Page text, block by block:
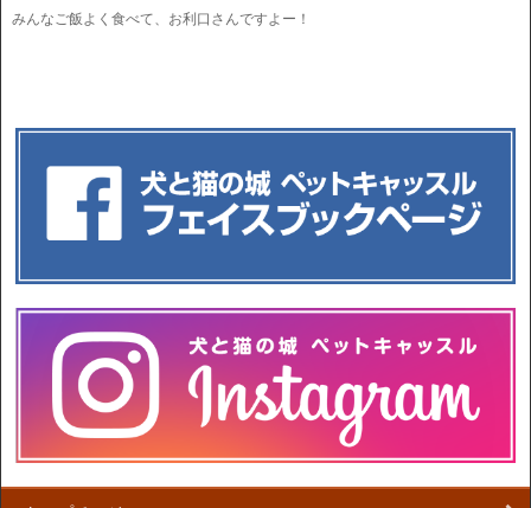
みんなご飯よく食べて、お利口さんですよー！